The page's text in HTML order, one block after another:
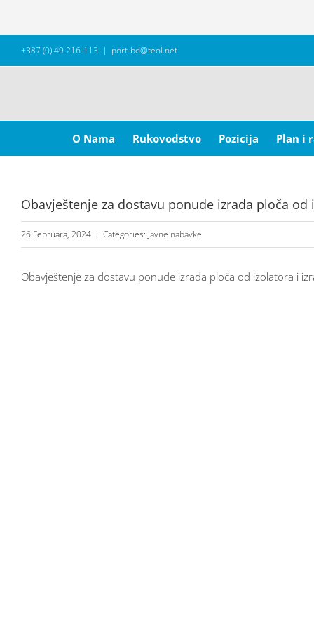
+387 (0) 49 216-113 | port-bd@teol.net
for:
O Nama
Rukovodstvo Pozicija Plan i
Obavještenje za dostavu ponude izrada ploča
26 Februara, 2024 | Categories: Javne nabavke
Obavještenje za dostavu ponude izrada ploča od izolatora i